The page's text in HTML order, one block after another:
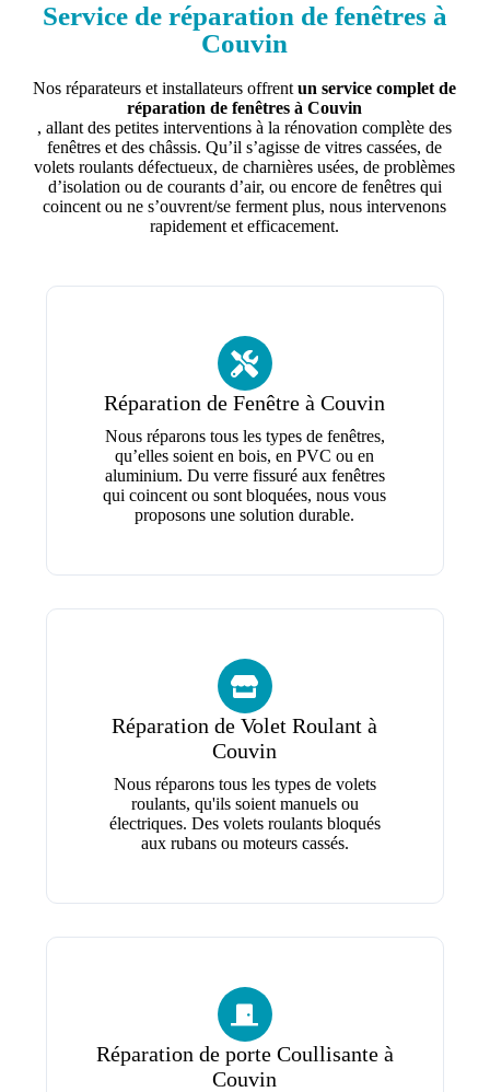
Service de réparation de fenêtres à
Couvin
Nos réparateurs et installateurs offrentun service complet de
réparation de fenêtres à Couvin
, allant des petites interventions à la rénovation complète des
fenêtres et des châssis. Qu’il s’agisse de vitres cassées, de
volets roulants défectueux, de charnières usées, de problèmes
d’isolation ou de courants d’air, ou encore de fenêtres qui
coincent ou ne s’ouvrent/se ferment plus, nous intervenons
rapidement et efficacement.
Réparation de Fenêtre à Couvin
Nous réparons tous les types de fenêtres,
qu’elles soient en bois, en PVC ou en
aluminium. Du verre fissuré aux fenêtres
qui coincent ou sont bloquées, nous vous
proposons une solution durable.
Réparation de Volet Roulant à
Couvin
Nous réparons tous les types de volets
roulants, qu'ils soient manuels ou
électriques. Des volets roulants bloqués
aux rubans ou moteurs cassés.
Réparation de porte Coullisante à
Couvin